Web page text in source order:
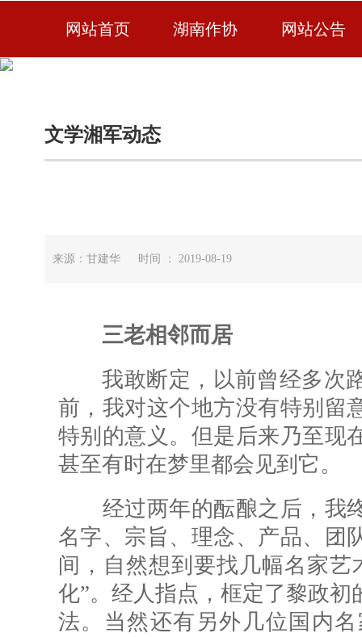
网站首页 湖南作协 网站公告
文学湘军动态
来源：甘建华 时间 ： 2019-08-19
三老相邻而居
我敢断定，以前曾经多次路
前，我对这个地方没有特别留
特别的意义。但是后来乃至现
甚至有时在梦里都会见到它。
经过两年的酝酿之后，我
名字、宗旨、理念、产品、团
间，自然想到要找几幅名家
化”。经人指点，框定了黎政
法。当然还有另外几位国内